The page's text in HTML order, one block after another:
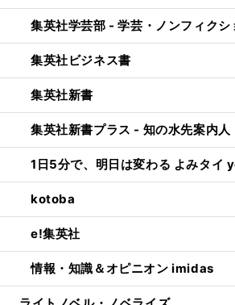
集英社学芸部 - 学芸・ノンフィクシ
集英社ビジネス書
集英社新書
集英社新書プラス - 知の水先案内人
1日5分で、明日は変わる よみタイ
kotoba
e!集英社
情報・知識＆オピニオン imidas